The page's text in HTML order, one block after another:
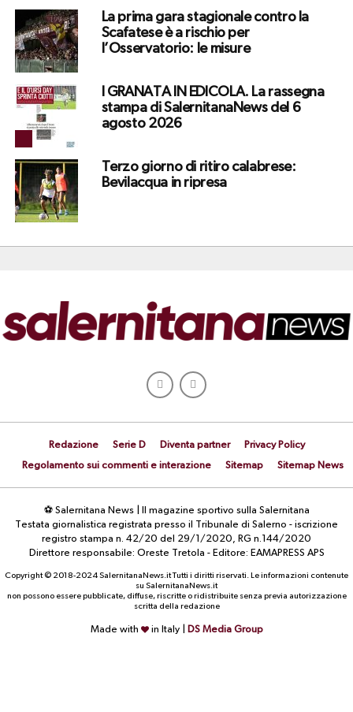
La prima gara stagionale contro la
Scafatese è a rischio per
l’Osservatorio: le misure
I GRANATA IN EDICOLA. La rassegna
stampa di SalernitanaNews del 6
agosto 2026
Terzo giorno di ritiro calabrese:
Bevilacqua in ripresa
Redazione Serie D Diventa partner
Privacy Policy
Regolamento sui commenti e interazione
Sitemap Sitemap News
⚽ Salernitana News | Il magazine sportivo sulla Salernitana
Testata giornalistica registrata presso il Tribunale di Salerno - iscrizione
registro stampa n. 42/20 del 29/1/2020, RG n.144/2020
Direttore responsabile: Oreste Tretola - Editore: EAMAPRESS APS
Copyright © 2018-2024 SalernitanaNews.it Tutti i diritti riservati. Le informazioni contenute
su SalernitanaNews.it
non possono essere pubblicate, diffuse, riscritte o ridistribuite senza previa autorizzazione
scritta della redazione
Made with in Italy | DS Media Group